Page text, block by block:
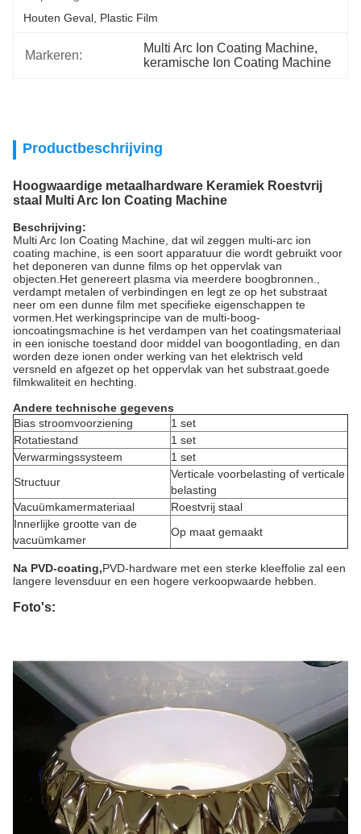
Houten Geval, Plastic Film
Markeren:
Multi Arc Ion Coating Machine,
keramische Ion Coating Machine
Productbeschrijving
Hoogwaardige metaalhardware Keramiek Roestvrij
staal Multi Arc Ion Coating Machine
Beschrijving:
Multi Arc Ion Coating Machine, dat wil zeggen multi-arc ion
coating machine, is een soort apparatuur die wordt gebruikt voor
het deponeren van dunne films op het oppervlak van
objecten.Het genereert plasma via meerdere boogbronnen.,
verdampt metalen of verbindingen en legt ze op het substraat
neer om een dunne film met specifieke eigenschappen te
vormen.Het werkingsprincipe van de multi-boog-
ioncoatingsmachine is het verdampen van het coatingsmateriaal
in een ionische toestand door middel van boogontlading, en dan
worden deze ionen onder werking van het elektrisch veld
versneld en afgezet op het oppervlak van het substraat.goede
filmkwaliteit en hechting.
Andere technische gegevens
Bias stroomvoorziening
1 set
Rotatiestand
1 set
Verwarmingssysteem
1 set
Structuur
Verticale voorbelasting of verticale
belasting
Vacuümkamermateriaal
Roestvrij staal
Innerlijke grootte van de
vacuümkamer
Op maat gemaakt
Na PVD-coating,PVD-hardware met een sterke kleeffolie zal een
langere levensduur en een hogere verkoopwaarde hebben.
Foto's: